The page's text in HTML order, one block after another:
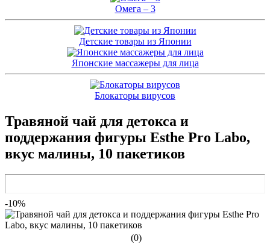
Омега – 3
Детские товары из Японии
Японские массажеры для лица
Блокаторы вирусов
Травяной чай для детокса и
поддержания фигуры Esthe Pro Labo,
вкус малины, 10 пакетиков
-10%
(0)